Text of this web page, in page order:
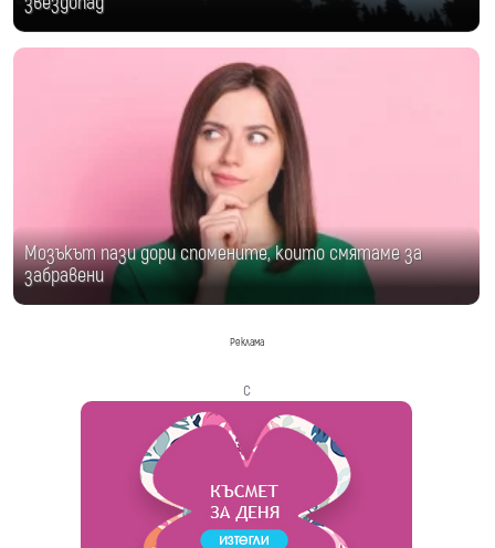
Мозъкът пази дори спомените, които смятаме за
забравени
Реклама
с